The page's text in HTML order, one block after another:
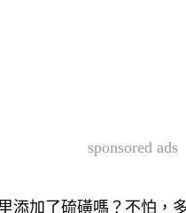
sponsored ads
添加了硫磺嗎？不怕，